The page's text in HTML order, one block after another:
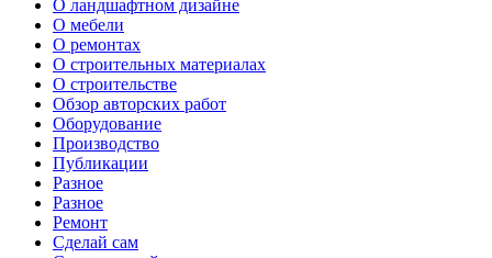
О ландшафтном дизайне
О мебели
О ремонтах
О строительных материалах
О строительстве
Обзор авторских работ
Оборудование
Производство
Публикации
Разное
Разное
Ремонт
Сделай сам